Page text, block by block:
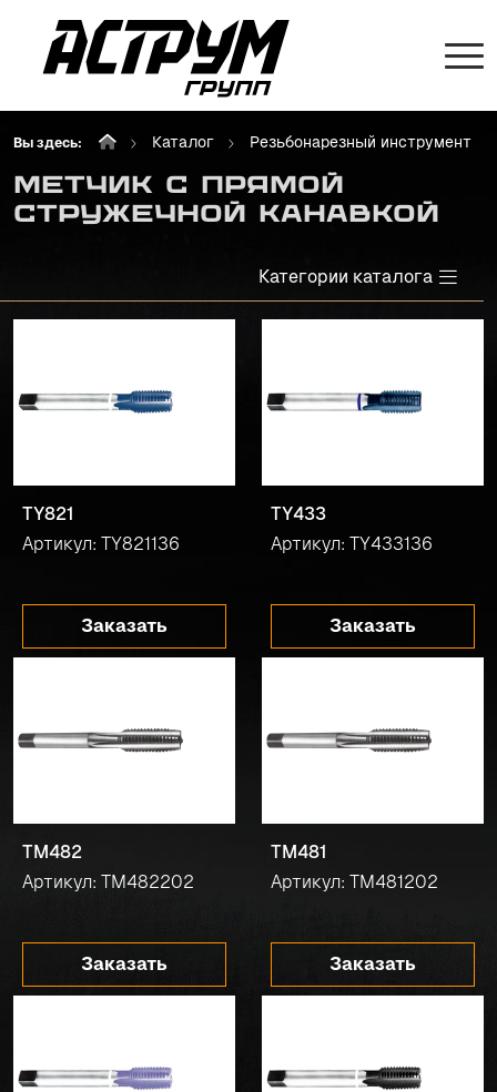
Вы здесь: Каталог Резьбонарезный инструмент
МЕТЧИК С ПРЯМОЙ
СТРУЖЕЧНОЙ КАНАВКОЙ
Категории каталога
TY821
Артикул: TY821136
Заказать
TY433
Артикул: TY433136
Заказать
TM482
Артикул: TM482202
Заказать
TM481
Артикул: TM481202
Заказать